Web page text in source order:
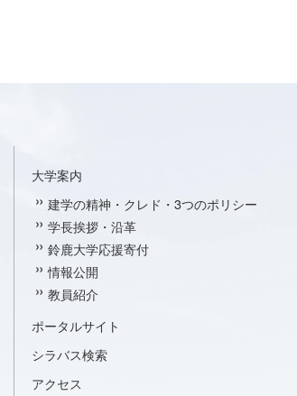
大学案内
建学の精神・クレド・3つのポリシー
学長挨拶・沿革
鈴鹿大学応援寄付
情報公開
教員紹介
ポータルサイト
シラバス検索
アクセス